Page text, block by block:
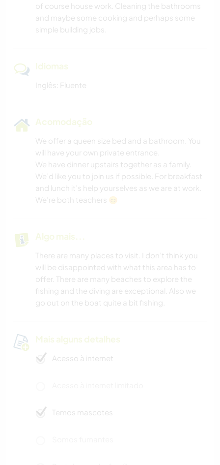
of course house work. Cleaning the bathrooms
and maybe some cooking and perhaps some
simple building jobs.
Idiomas
Inglês: Fluente
Acomodação
We offer a queen size bed and a bathroom. You
will have your own private entrance.
We have dinner upstairs together as a family.
We’d like you to join us if possible. For breakfast
and lunch it’s help yourselves as we are at work.
We’re both teachers 😊
Algo mais...
There are many places to visit. I don’t think you
will be disappointed with what this area has to
offer. There are many beaches to explore the
fishing and the diving are exceptional. Also we
go out on the boat quite a bit fishing.
Mais alguns detalhes
Acesso à internet
Temos mascotes